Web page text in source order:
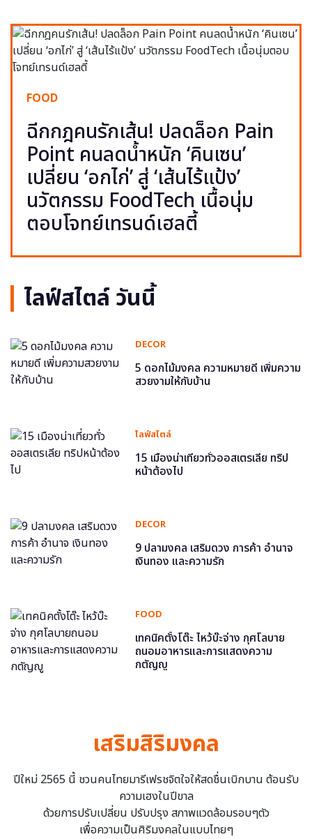
FOOD
ฉีกกฎคนรักเส้น! ปลดล็อก Pain
Point คนลดน้ำหนัก ‘คินเซน’
เปลี่ยน ‘อกไก่’ สู่ ‘เส้นไร้แป้ง’
นวัตกรรม FoodTech เนื้อนุ่ม
ตอบโจทย์เทรนด์เฮลตี้
ไลฟ์สไตล์ วันนี้
DECOR
5 ดอกไม้มงคล ความหมายดี เพิ่มความ
สวยงามให้กับบ้าน
ไลฟ์สไตล์
15 เมืองน่าเที่ยวทั่วออสเตรเลีย ทริป
หน้าต้องไป
DECOR
9 ปลามงคล เสริมดวง การค้า อำนาจ
เงินทอง และความรัก
FOOD
เทคนิคตั้งโต๊ะ ไหว้บ๊ะจ่าง กุศโลบาย
ถนอมอาหารและการแสดงความ
กตัญญู
เสริมสิริมงคล
ปีใหม่ 2565 นี้ ชวนคนไทยมารีเฟรชจิตใจให้สดชื่นเบิกบาน ต้อนรับ
ความเฮงในปีขาล
ด้วยการปรับเปลี่ยน ปรับปรุง สภาพแวดล้อมรอบๆตัว
เพื่อความเป็นศิริมงคลในแบบไทยๆ